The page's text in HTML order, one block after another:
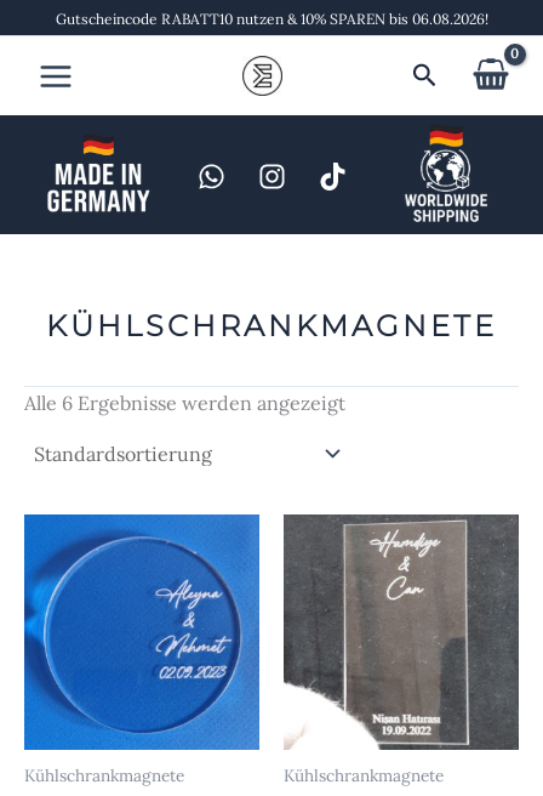
springen
Gutscheincode RABATT10 nutzen & 10% SPAREN bis 06.08.2026!
Suchen
KÜHLSCHRANKMAGNETE
Alle 6 Ergebnisse werden angezeigt
Kühlschrankmagnete Kühlschrankmagnete